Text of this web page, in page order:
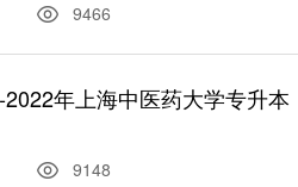
9466
2022年上海中医药大学专升本
9148